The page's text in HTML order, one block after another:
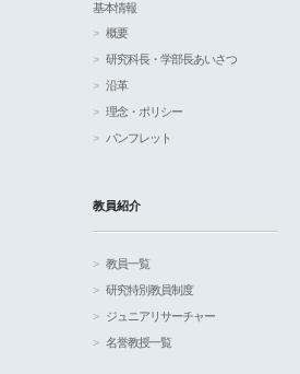
基本情報
概要
研究科長・学部長あいさつ
沿革
理念・ポリシー
パンフレット
教員紹介
教員一覧
研究特別教員制度
ジュニアリサーチャー
名誉教授一覧